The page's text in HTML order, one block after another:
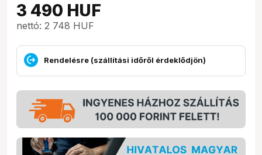
3 490 HUF
nettó: 2 748 HUF
Rendelésre (szállítási időről érdeklődjön)